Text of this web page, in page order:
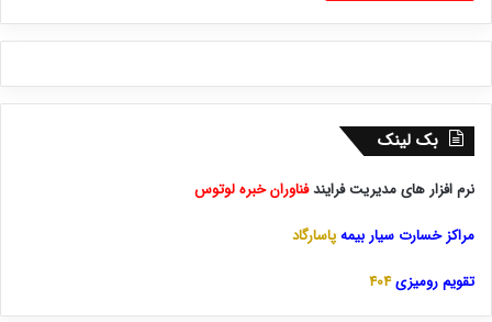
بک لینک
نرم افزار های مدیریت فرایندفناوران خبره لوتوس
مراکز خسارت سیار بیمهپاسارگاد
تقویم رومیزی404